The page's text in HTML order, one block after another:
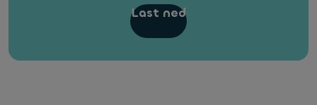
Last ned